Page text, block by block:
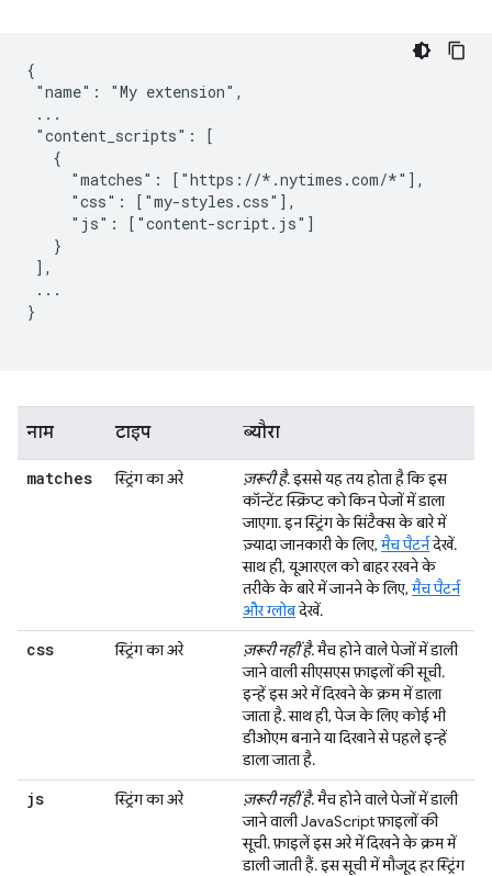
{
"name": "My extension",
...
"content_scripts": [
   {
     "matches": ["https://*.nytimes.com/*"],
     "css": ["my-styles.css"],
     "js": ["content-script.js"]
   }
],
...
}
नाम टाइप ब्यौरा
matches स्ट्रिंग का अरे ज़रूरी है.इससे यह तय होता है कि इस
कॉन्टेंट स्क्रिप्ट को किन पेजों में डाला
जाएगा. इन स्ट्रिंग के सिंटैक्स के बारे में
ज़्यादा जानकारी के लिए,मैच पैटर्नदेखें.
साथ ही, यूआरएल को बाहर रखने के
तरीके के बारे में जानने के लिए,मैच पैटर्न
और ग्लोबदेखें.
css स्ट्रिंग का अरे ज़रूरी नहीं है.मैच होने वाले पेजों में डाली
जाने वाली सीएसएस फ़ाइलों की सूची.
इन्हें इस अरे में दिखने के क्रम में डाला
जाता है. साथ ही, पेज के लिए कोई भी
डीओएम बनाने या दिखाने से पहले इन्हें
डाला जाता है.
js स्ट्रिंग का अरे ज़रूरी नहीं है.मैच होने वाले पेजों में डाली
जाने वाली JavaScript फ़ाइलों की
सूची. फ़ाइलें इस अरे में दिखने के क्रम में
डाली जाती हैं. इस सूची में मौजूद हर स्ट्रिंग